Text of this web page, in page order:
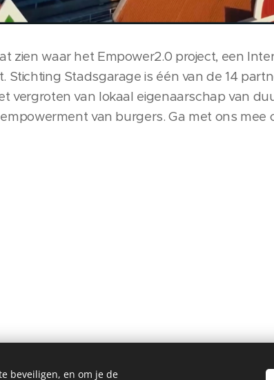
zien waar het Empower2.0 project, een
Stichting Stadsgarage is één van de 14
vergroten van lokaal eigenaarschap van
van burgers. Ga met ons mee
beveiligen, en om je de